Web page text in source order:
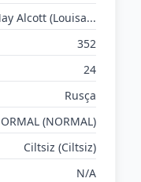
Alcott (Louisa...
352
24
Rusça
(NORMAL)
Ciltsiz (Ciltsiz)
N/A